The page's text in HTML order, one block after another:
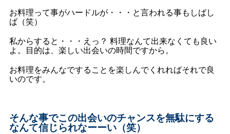
お料理って事がハードルが・・・と言われる事もしばし
ば（笑）
私からすると・・・えっ？ 料理なんて出来なくても良い
よ。目的は、楽しい出会いの時間ですから。
お料理をみんなですることを楽しんでくれればそれで良
いのです。
そんな事でこの出会いのチャンスを無駄にする
なんて信じられなーーい（笑）